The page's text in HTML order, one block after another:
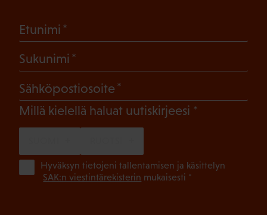
Etunimi
Sukunimi
Sähköpostiosoite
Millä kielellä haluat uutiskirjeesi (Pakollinen)
Hyväksyn tietojeni tallentamisen ja käsittelyn
SAK:n viestintärekisterin mukaisesti *